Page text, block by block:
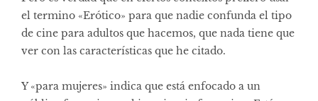
el termino «Erótico» para que nadie confunda el tipo
de cine para adultos que hacemos, que nada tiene que
ver con las características que he citado.
Y «para mujeres» indica que está enfocado a un